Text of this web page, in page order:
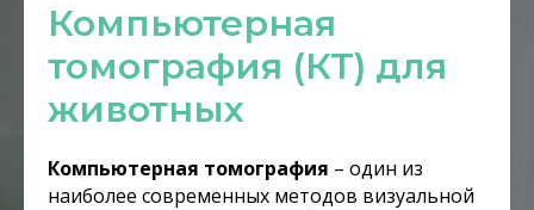
Компьютерная
томография (КТ) для
животных
Компьютерная томография – один из
наиболее современных методов визуальной